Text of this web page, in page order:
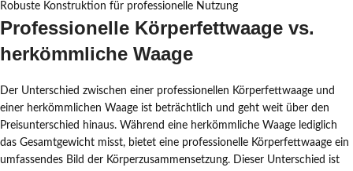
Robuste Konstruktion für professionelle Nutzung
Professionelle Körperfettwaage vs.
herkömmliche Waage
Der Unterschied zwischen einer professionellen Körperfettwaage und
einer herkömmlichen Waage ist beträchtlich und geht weit über den
Preisunterschied hinaus. Während eine herkömmliche Waage lediglich
das Gesamtgewicht misst, bietet eine professionelle Körperfettwaage ein
umfassendes Bild der Körperzusammensetzung. Dieser Unterschied ist